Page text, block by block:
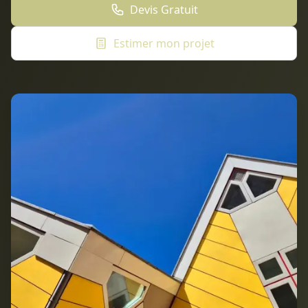
Devis Gratuit
Estimer mon projet